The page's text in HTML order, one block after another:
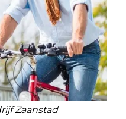
Zaanstad